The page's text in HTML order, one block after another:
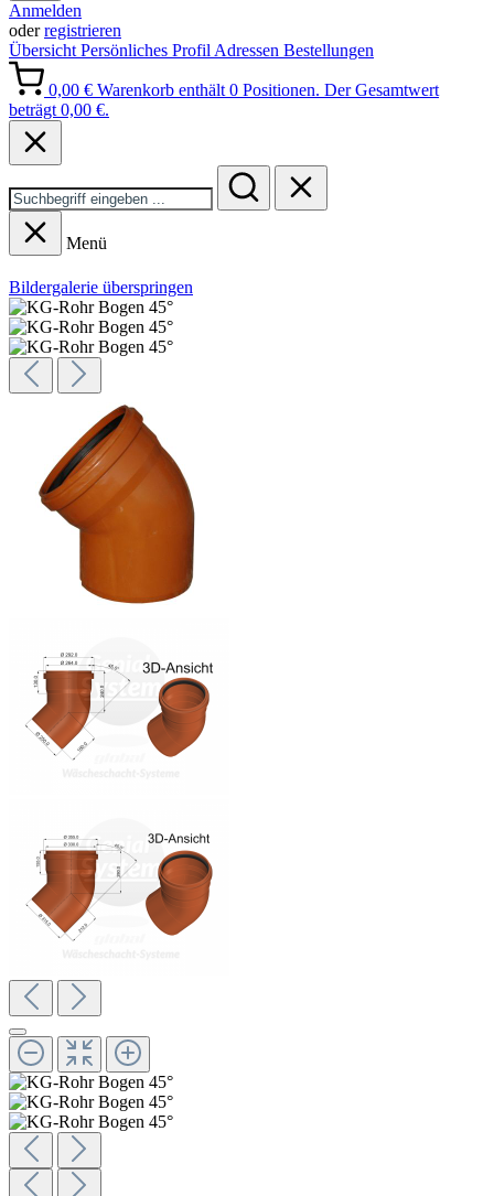
Anmelden
oderregistrieren
Übersicht Persönliches Profil Adressen Bestellungen
0,00 € Warenkorb enthält 0 Positionen. Der Gesamtwert
beträgt 0,00 €.
Menü
Bildergalerie überspringen